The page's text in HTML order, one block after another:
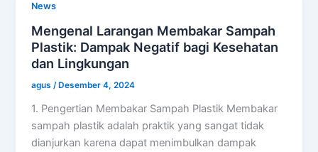
News
Mengenal Larangan Membakar Sampah
Plastik: Dampak Negatif bagi Kesehatan
dan Lingkungan
agus /Desember 4, 2024
1. Pengertian Membakar Sampah Plastik Membakar
sampah plastik adalah praktik yang sangat tidak
dianjurkan karena dapat menimbulkan dampak